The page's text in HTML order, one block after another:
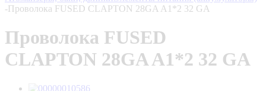
-Проволока FUSED CLAPTON 28GA A1*2 32 GA
Проволока FUSED
CLAPTON 28GA A1*2 32 GA